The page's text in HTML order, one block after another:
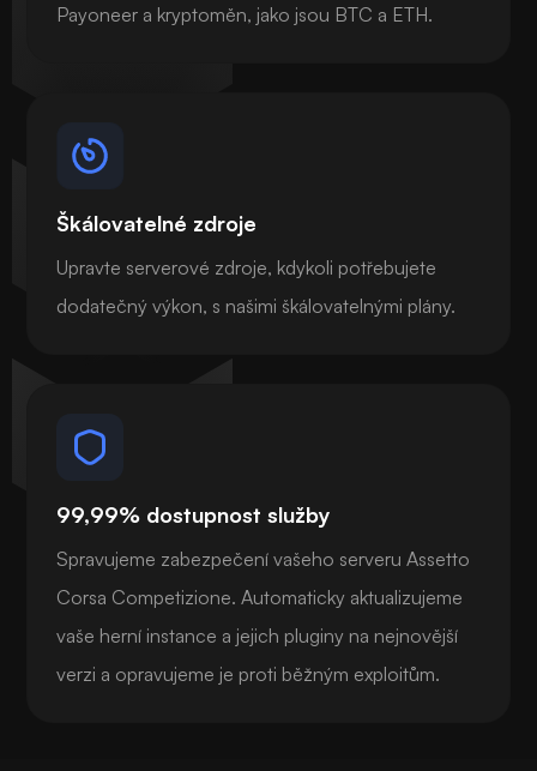
Payoneer a kryptoměn, jako jsou BTC a ETH.
Škálovatelné zdroje
Upravte serverové zdroje, kdykoli potřebujete
dodatečný výkon, s našimi škálovatelnými plány.
99,99% dostupnost služby
Spravujeme zabezpečení vašeho serveru Assetto
Corsa Competizione. Automaticky aktualizujeme
vaše herní instance a jejich pluginy na nejnovější
verzi a opravujeme je proti běžným exploitům.